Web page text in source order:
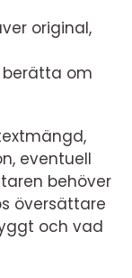
original,
berätta om
eventuell
behöver
översättare
och vad